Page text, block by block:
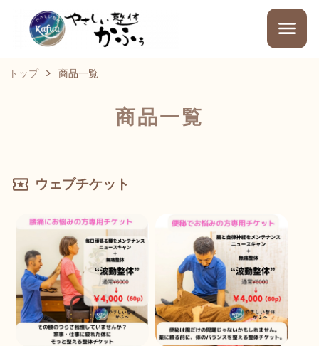
トップ 商品一覧
商品一覧
ウェブチケット